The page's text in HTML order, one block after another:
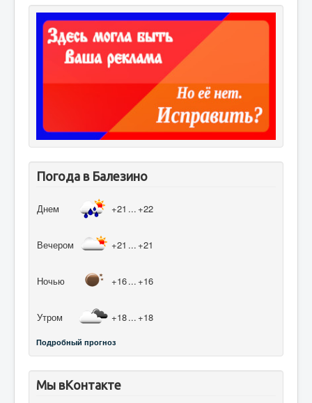
Погода в Балезино
Днем +21 ... +22
Вечером +21 ... +21
Ночью +16... +16
Утром +18... +18
Подробный прогноз
Мы вКонтакте